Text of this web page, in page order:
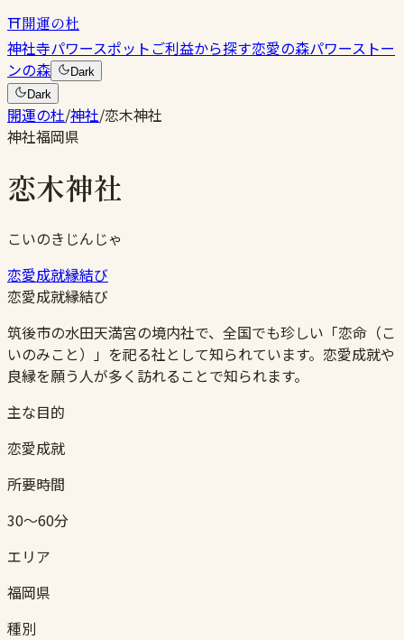
⛩開運の杜
神社寺パワースポットご利益から探す恋愛の森パワーストー
ンの森
Dark
Dark
開運の杜/神社/恋木神社
神社福岡県
恋木神社
こいのきじんじゃ
恋愛成就縁結び
恋愛成就縁結び
筑後市の水田天満宮の境内社で、全国でも珍しい「恋命（こ
いのみこと）」を祀る社として知られています。恋愛成就や
良縁を願う人が多く訪れることで知られます。
主な目的
恋愛成就
所要時間
30〜60分
エリア
福岡県
種別